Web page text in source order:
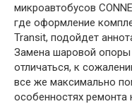
микроавтобусов
где оформление
Transit, подойдет
Замена шаровой опоры
отличаться, к
все же максимально
особенностях